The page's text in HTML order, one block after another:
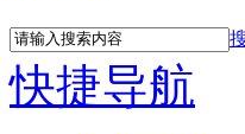
快捷导航